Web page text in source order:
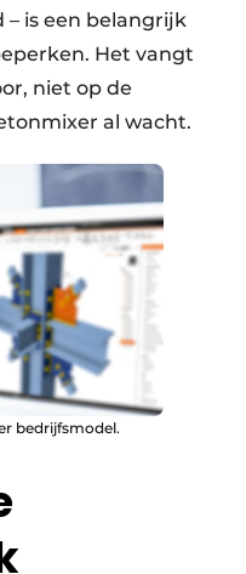
is een belangrijk
Het vangt
niet op de
al wacht.
bedrijfsmodel.